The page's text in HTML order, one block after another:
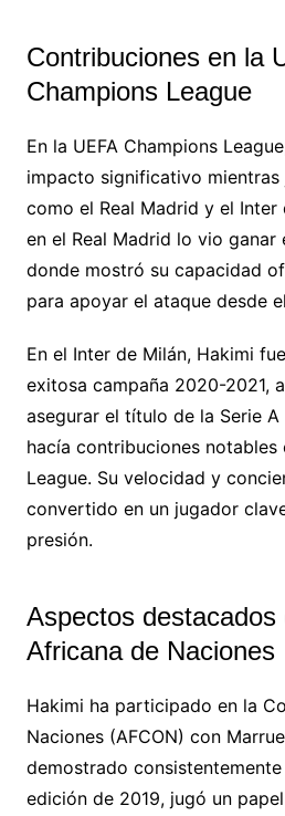
Contribuciones en la
Champions League
En la UEFA Champions
impacto significativo mientras
como el Real Madrid y el Inter
en el Real Madrid lo vio ganar
donde mostró su capacidad
para apoyar el ataque desde
En el Inter de Milán, Hakimi
exitosa campaña 2020-2021,
asegurar el título de la Serie
hacía contribuciones notables
League. Su velocidad y
convertido en un jugador
presión.
Aspectos destacados
Africana de Naciones
Hakimi ha participado en la
Naciones (AFCON) con
demostrado
edición de 2019, jugó un